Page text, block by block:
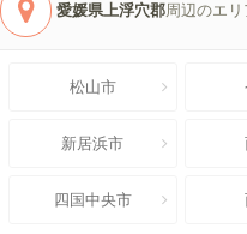
愛媛県上浮穴郡周辺のエリ
松山市
新居浜市
四国中央市